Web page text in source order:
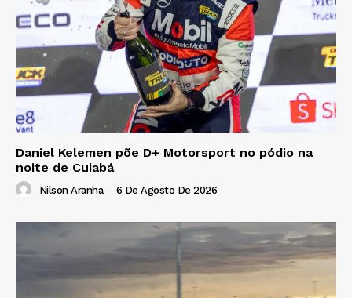
Daniel Kelemen põe D+ Motorsport no pódio na
noite de Cuiabá
Nilson Aranha - 6 De Agosto De 2026